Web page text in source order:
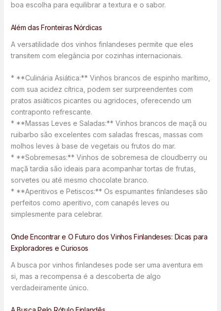
boa escolha para equilibrar a textura e o sabor.
Além das Fronteiras Nórdicas
A versatilidade dos vinhos finlandeses permite que eles
transitem com elegância por cozinhas internacionais.
* **Culinária Asiática:** Vinhos brancos de espinho marítimo,
com sua acidez cítrica, podem ser surpreendentes com
pratos asiáticos picantes ou agridoces, oferecendo um
contraponto refrescante.
* **Massas Leves e Saladas:** Vinhos brancos de maçã ou
ruibarbo são excelentes com saladas frescas, massas com
molhos leves à base de vegetais ou frutos do mar.
* **Sobremesas:** Vinhos de sobremesa de cloudberry ou
maçã tardia são ideais para acompanhar tortas de frutas,
sorvetes ou até mesmo chocolate branco.
* **Aperitivos e Petiscos:** Os espumantes finlandeses são
perfeitos como aperitivo, com canapés leves ou
simplesmente para celebrar.
Onde Encontrar e O Futuro dos Vinhos Finlandeses: Dicas para
Exploradores e Curiosos
A busca por vinhos finlandeses pode ser uma aventura em
si, mas a recompensa é a descoberta de algo
verdadeiramente único.